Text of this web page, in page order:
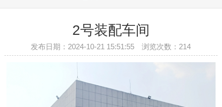
2号装配车间
发布日期：2024-10-21 15:51:55 浏览次数： 214